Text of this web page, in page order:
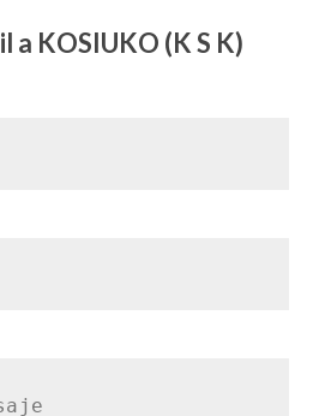
a KOSIUKO (K S K)